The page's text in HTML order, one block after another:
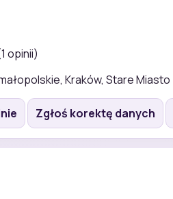
opinii)
Kraków, Stare Miasto
Zgłoś korektę danych